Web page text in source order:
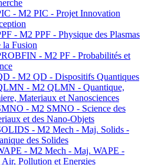
- M2 PIC - Projet Innovation
- M2 PPF - Physique des Plasmas
la Fusion
- M2 PF - Probabilités et
- M2 QD - Dispositifs Quantiques
- M2 QLMN - Quantique,
Materiaux et Nanosciences
- M2 SMNO - Science des
et des Nano-Objets
- M2 Mech - Maj. Solids -
des Solides
- M2 Mech - Maj. WAPE -
Air, Pollution et Energies